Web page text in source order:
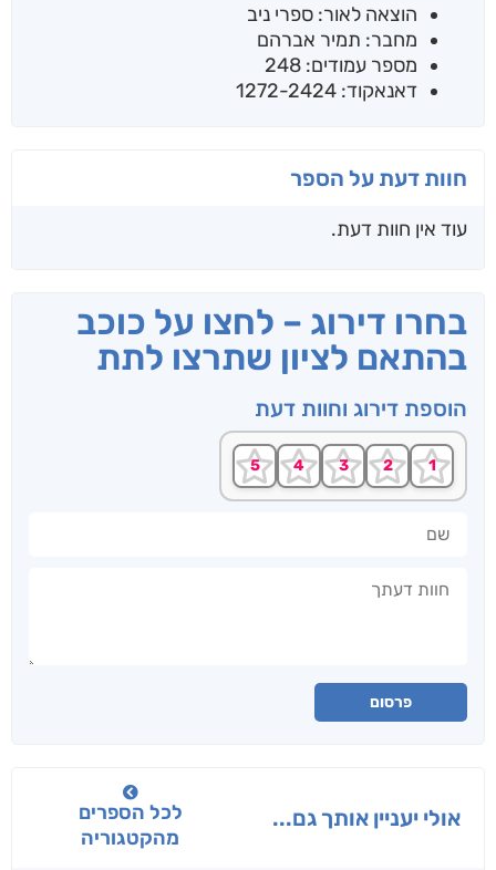
הוצאה לאור: ספרי ניב
מחבר: תמיר אברהם
מספר עמודים: 248
דאנאקוד: 1272-2424
חוות דעת על הספר
עוד אין חוות דעת.
בחרו דירוג – לחצו על כוכב
בהתאם לציון שתרצו לתת
הוספת דירוג וחוות דעת
פרסום
אולי יעניין אותך גם...
לכל הספרים
מהקטגוריה